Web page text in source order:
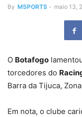
By M5PORTS - maio 13,
O Botafogo
torcedores do
Barra da Tijuca,
Em nota, o clube